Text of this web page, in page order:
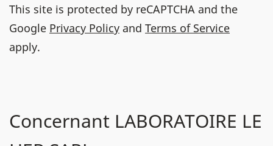
This site is protected by reCAPTCHA and the
Google Privacy Policy and Terms of Service
apply.
Concernant LABORATOIRE LE